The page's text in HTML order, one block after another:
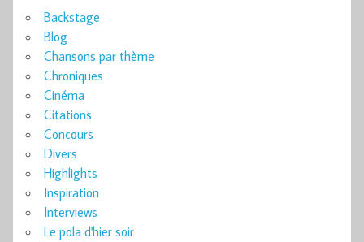
Backstage
Blog
Chansons par thème
Chroniques
Cinéma
Citations
Concours
Divers
Highlights
Inspiration
Interviews
Le pola d'hier soir